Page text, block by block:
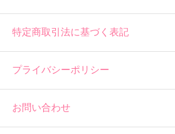
特定商取引法に基づく表記
プライバシーポリシー
お問い合わせ